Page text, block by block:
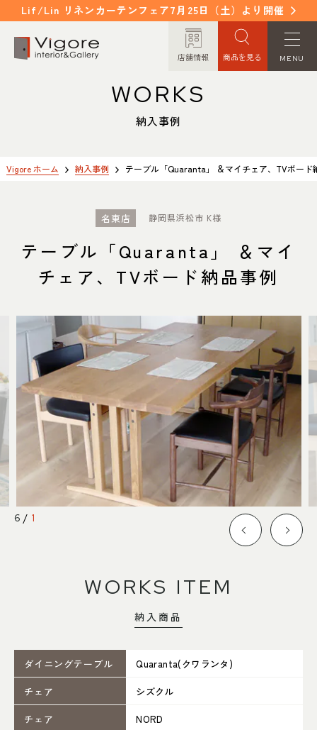
Lif/Lin リネンカーテンフェア7月25日（土）より開催
店舗情報 商品を見る MENU
イベント/ニュース
CONCEPT
ITEM
商品紹介
WORKS
よくあるご質問
コラム
SHOP INFO
店舗情報
NAKAGAWA
中川店
MEITO
名東店
ORDER MADE
オーダーメイド
CONTACT
お問い合わせ
PRIVACY POLICY
プライバシーポリシー
TRANSACTION
特定商取引法に基づく表記
〒454-0825 名古屋市中川区好
土・日・祝 11：00～19：00
タップで電話をかける
WORKS
納入事例
Vigore ホーム 納入事例 テーブル「Quaranta」 ＆マイチェア、TVボード
名東店 静岡県浜松市 K様
テーブル「Quaranta」 ＆マイ
チェア、TVボード納品事例
6 / 1
WORKS ITEM
納入商品
ダイニングテーブル Quaranta(クワランタ)
チェア シズクル
チェア NORD